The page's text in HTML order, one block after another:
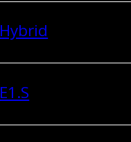
Hybrid
E1.S